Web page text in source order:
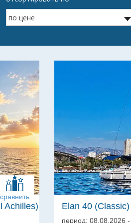
Achilles)
сравнить
Elan 40 (Classic)
период: 08.08.2026